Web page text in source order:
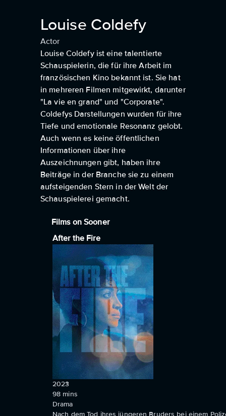
Louise Coldefy
Actor
Louise Coldefy ist eine talentierte
Schauspielerin, die für ihre Arbeit im
französischen Kino bekannt ist. Sie hat
in mehreren Filmen mitgewirkt, darunter
"La vie en grand" und "Corporate".
Coldefys Darstellungen wurden für ihre
Tiefe und emotionale Resonanz gelobt.
Auch wenn es keine öffentlichen
Informationen über ihre
Auszeichnungen gibt, haben ihre
Beiträge in der Branche sie zu einem
aufsteigenden Stern in der Welt der
Schauspielerei gemacht.
Films on Sooner
After the Fire
2023
98 mins
Drama
Nach dem Tod ihres jüngeren Bruders bei einem